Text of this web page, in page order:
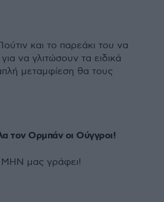
και το παρεάκι του να
για να γλιτώσουν τα ειδικά
μεταμφίεση θα τους
τον Ορμπάν οι Ούγγροι!
ΜΗΝ μας γράφει!